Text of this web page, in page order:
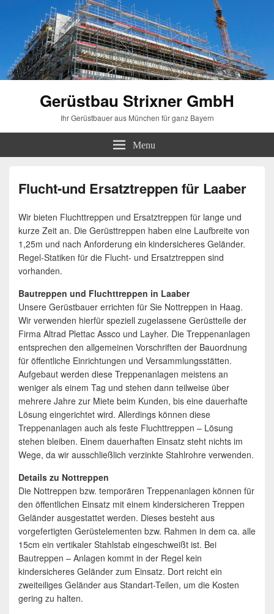
Gerüstbau Strixner GmbH
Ihr Gerüstbauer aus München für ganz Bayern
Menu
Flucht-und Ersatztreppen für Laaber
Wir bieten Fluchttreppen und Ersatztreppen für lange und
kurze Zeit an. Die Gerüsttreppen haben eine Laufbreite von
1,25m und nach Anforderung ein kindersicheres Geländer.
Regel-Statiken für die Flucht- und Ersatztreppen sind
vorhanden.
Bautreppen und Fluchttreppen in Laaber
Unsere Gerüstbauer errichten für Sie Nottreppen in Haag.
Wir verwenden hierfür speziell zugelassene Gerüstteile der
Firma Altrad Plettac Assco und Layher. Die Treppenanlagen
entsprechen den allgemeinen Vorschriften der Bauordnung
für öffentliche Einrichtungen und Versammlungsstätten.
Aufgebaut werden diese Treppenanlagen meistens an
weniger als einem Tag und stehen dann teilweise über
mehrere Jahre zur Miete beim Kunden, bis eine dauerhafte
Lösung eingerichtet wird. Allerdings können diese
Treppenanlagen auch als feste Fluchttreppen – Lösung
stehen bleiben. Einem dauerhaften Einsatz steht nichts im
Wege, da wir ausschließlich verzinkte Stahlrohre verwenden.
Details zu Nottreppen
Die Nottreppen bzw. temporären Treppenanlagen können für
den öffentlichen Einsatz mit einem kindersicheren Treppen
Geländer ausgestattet werden. Dieses besteht aus
vorgefertigten Gerüstelementen bzw. Rahmen in dem ca. alle
15cm ein vertikaler Stahlstab eingeschweißt ist. Bei
Bautreppen – Anlagen kommt in der Regel kein
kindersicheres Geländer zum Einsatz. Dort reicht ein
zweiteiliges Geländer aus Standart-Teilen, um die Kosten
gering zu halten.